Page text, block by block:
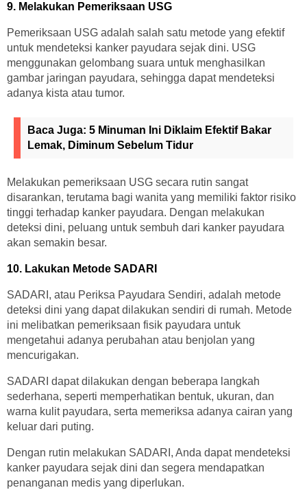
9. Melakukan Pemeriksaan USG
Pemeriksaan USG adalah salah satu metode yang efektif
untuk mendeteksi kanker payudara sejak dini. USG
menggunakan gelombang suara untuk menghasilkan
gambar jaringan payudara, sehingga dapat mendeteksi
adanya kista atau tumor.
Baca Juga: 5 Minuman Ini Diklaim Efektif Bakar
Lemak, Diminum Sebelum Tidur
Melakukan pemeriksaan USG secara rutin sangat
disarankan, terutama bagi wanita yang memiliki faktor risiko
tinggi terhadap kanker payudara. Dengan melakukan
deteksi dini, peluang untuk sembuh dari kanker payudara
akan semakin besar.
10. Lakukan Metode SADARI
SADARI, atau Periksa Payudara Sendiri, adalah metode
deteksi dini yang dapat dilakukan sendiri di rumah. Metode
ini melibatkan pemeriksaan fisik payudara untuk
mengetahui adanya perubahan atau benjolan yang
mencurigakan.
SADARI dapat dilakukan dengan beberapa langkah
sederhana, seperti memperhatikan bentuk, ukuran, dan
warna kulit payudara, serta memeriksa adanya cairan yang
keluar dari puting.
Dengan rutin melakukan SADARI, Anda dapat mendeteksi
kanker payudara sejak dini dan segera mendapatkan
penanganan medis yang diperlukan.